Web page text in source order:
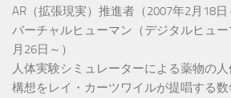
AR（拡張現実）推進者（2007年2月18日
バーチャルヒューマン（デジタルヒュ
月26日～）
人体実験シミュレーターによる薬物の
構想をレイ・カーツワイルが提唱する